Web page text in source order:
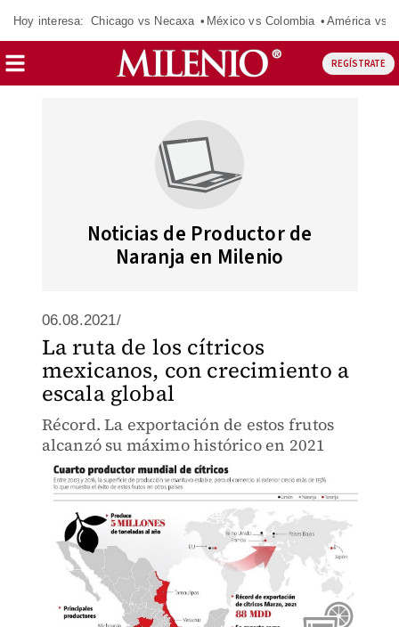
Hoy interesa: Chicago vs Necaxa México vs Colombia América vs
REGÍSTRATE
Noticias de Productor de
Naranja en Milenio
06.08.2021/
La ruta de los cítricos
mexicanos, con crecimiento a
escala global
Récord. La exportación de estos frutos
alcanzó su máximo histórico en 2021